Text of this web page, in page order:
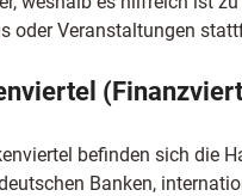
oder Veranstaltungen
befinden sich die
Banken,